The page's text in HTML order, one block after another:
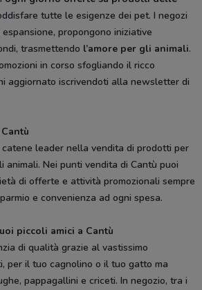
tutte le esigenze dei pet. I negozi
propongono iniziative
trasmettendo l’amore per gli animali.
in corso sfogliando il ricco
aggiornato iscrivendoti alla newsletter di
leader nella vendita di prodotti per
Nei punti vendita di Cantù puoi
di offerte e attività promozionali sempre
e convenienza ad ogni spesa.
piccoli amici a Cantù
di qualità grazie al vastissimo
per il tuo cagnolino o il tuo gatto ma
pappagallini e criceti. In negozio, tra i